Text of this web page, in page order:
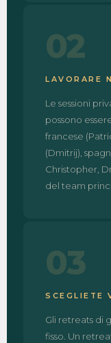
02
LAVORARE
Le sessioni
possono
francese
(Dmitrij),
Christopher,
del team
03
SCEGLIETE
Gli retreats di
fisso. Un